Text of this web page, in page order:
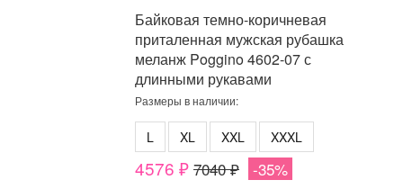
Байковая темно-коричневая
приталенная мужская рубашка
меланж Poggino 4602-07 с
длинными рукавами
Размеры в наличии:
L XL XXL XXXL
4576 ₽ 7040 ₽ -35%